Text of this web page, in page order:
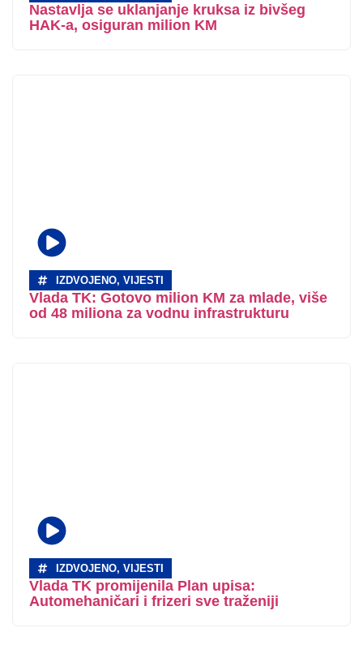
Nastavlja se uklanjanje kruksa iz bivšeg
HAK-a, osiguran milion KM
IZDVOJENO, VIJESTI
Vlada TK: Gotovo milion KM za mlade, više
od 48 miliona za vodnu infrastrukturu
IZDVOJENO, VIJESTI
Vlada TK promijenila Plan upisa:
Automehaničari i frizeri sve traženiji